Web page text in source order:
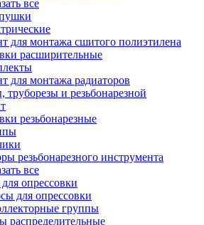
все
для монтажа сшитого полиэтилена
расширительные
для монтажа радиаторов
труборезы и резьбонарезной
резьбонарезные
резьбонарезного инструмента
все
опрессовки
для опрессовки
группы
распределительные